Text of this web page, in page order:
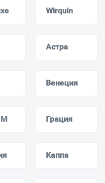
Wirquin
Астра
Венеция
Грация
Каппа